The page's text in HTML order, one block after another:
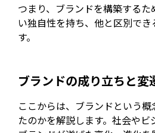
つまり、ブランドを構築する
い独自性を持ち、他と区別で
す。
ブランドの成り立ちと変
ここからは、ブランドという
たのかを解説します。社会や